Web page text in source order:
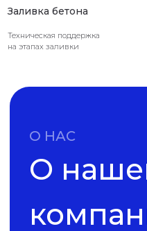
Заливка бетона
Техническая поддержка
на этапах заливки
безопасность
Смотреть пакет Уставных
наших
не имеет
ИнРеС выбирают более 1000
компаний по всей стране и